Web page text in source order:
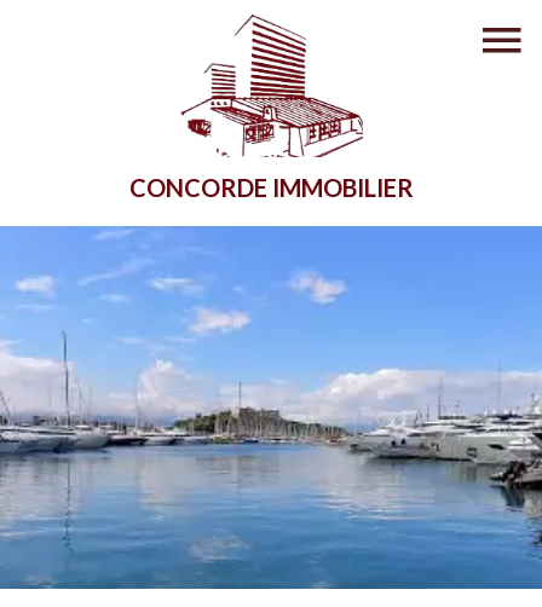
CONCORDE IMMOBILIER